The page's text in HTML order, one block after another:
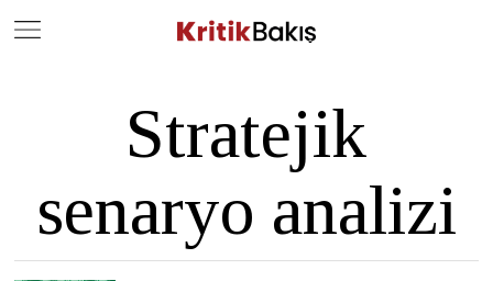
Stratejik
senaryo analizi